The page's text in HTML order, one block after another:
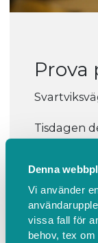
Denna
Vi använder
vissa fall för
behov, tex
Prova
Tisdagen
At 18:30 -
800 SEK
9 st
0 st